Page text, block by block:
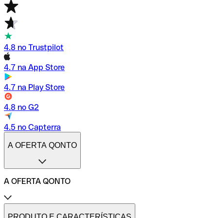
4.8 no Trustpilot
4.7 na App Store
4.7 na Play Store
4.8 no G2
4.5 no Capterra
A OFERTA QONTO
A OFERTA QONTO
Tarifas